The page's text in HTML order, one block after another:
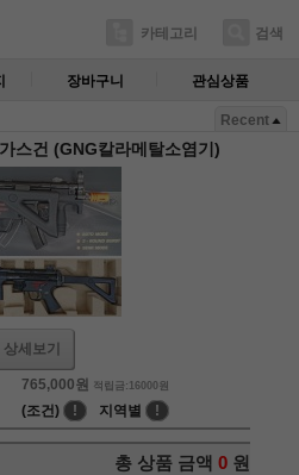
카테고리 검색
장바구니 관심상품
Recent
스건 (GNG칼라메탈소염기)
상세보기
765,000원 적립금:16000원
(조건) ! 지역별 !
총 상품 금액 0 원